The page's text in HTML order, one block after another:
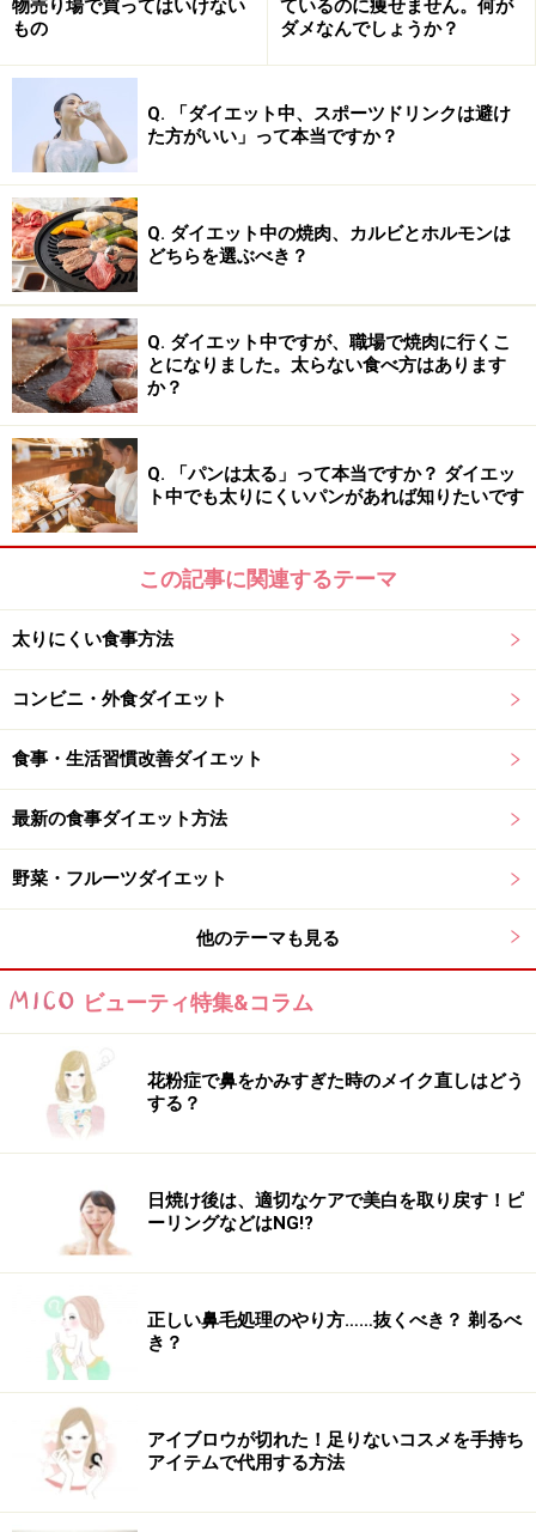
物売り場で買ってはいけない
もの
ているのに痩せません。何が
ダメなんでしょうか？
Q. 「ダイエット中、スポーツドリンクは避け
た方がいい」って本当ですか？
Q. ダイエット中の焼肉、カルビとホルモンは
どちらを選ぶべき？
Q. ダイエット中ですが、職場で焼肉に行くこ
とになりました。太らない食べ方はあります
か？
Q. 「パンは太る」って本当ですか？ ダイエッ
ト中でも太りにくいパンがあれば知りたいです
この記事に関連するテーマ
太りにくい食事方法
コンビニ・外食ダイエット
食事・生活習慣改善ダイエット
最新の食事ダイエット方法
野菜・フルーツダイエット
他のテーマも見る
ビューティ特集&コラム
花粉症で鼻をかみすぎた時のメイク直しはどう
する？
日焼け後は、適切なケアで美白を取り戻す！ピ
ーリングなどはNG!?
正しい鼻毛処理のやり方……抜くべき？ 剃るべ
き？
アイブロウが切れた！足りないコスメを手持ち
アイテムで代用する方法